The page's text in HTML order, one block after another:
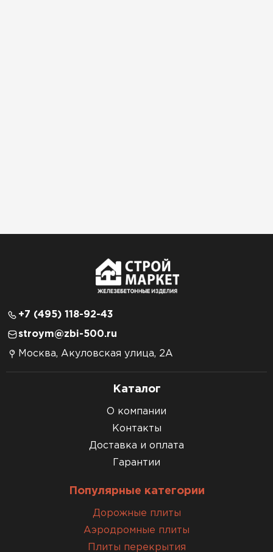
+7 (495) 118-92-43
stroym@zbi-500.ru
Москва, Акуловская улица, 2А
Каталог
О компании
Контакты
Доставка и оплата
Гарантии
Популярные категории
Дорожные плиты
Аэродромные плиты
Плиты перекрытия